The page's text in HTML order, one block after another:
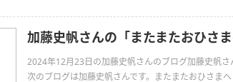
加藤史帆さんの「またまたおひさま
2024年12月23日の加藤史帆さんのブログ加藤史帆
次のブログは加藤史帆さんです。またまたおひさま